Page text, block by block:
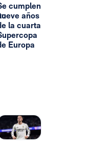
cumplen
años
la cuarta
Europa